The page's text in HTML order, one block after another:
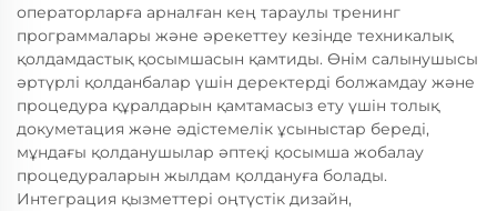
операторларға арналған кең тараулы тренинг
программалары және әрекеттеу кезінде техникалық
қолдамдастық қосымшасын қамтиды. Өнім салынушысы
әртүрлі қолданбалар үшін деректерді болжамдау және
процедура құралдарын қамтамасыз ету үшін толық
докуметация және әдістемелік ұсыныстар береді,
мұндағы қолданушылар әптеқі қосымша жобалау
процедураларын жылдам қолдануға болады.
Интеграция қызметтері оңтүстік дизайн,